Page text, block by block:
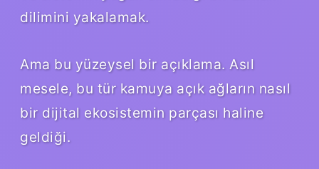
dilimini yakalamak.
Ama bu yüzeysel bir açıklama. Asıl
mesele, bu tür kamuya açık ağların nasıl
bir dijital ekosistemin parçası haline
geldiği.